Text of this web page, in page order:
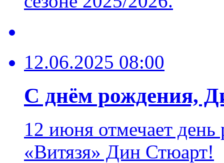
12.06.2025 08:00
С днём рождения,
12 июня отмечает
«Витязя» Дин Стюарт!